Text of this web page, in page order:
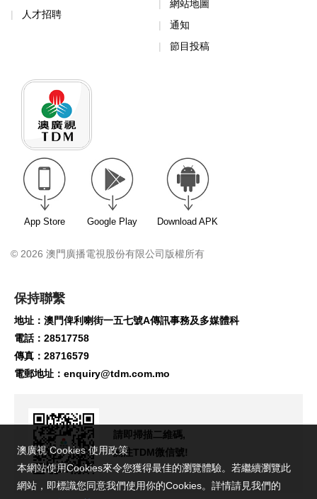
人才招聘
網站地圖
通知
節目投稿
App Store Google Play Download APK
© 2026 澳門廣播電視股份有限公司版權所有
保持聯繫
地址：澳門俾利喇街一五七號A傳訊事務及多媒體科
電話：28517758
傳真：28716579
電郵地址： enquiry@tdm.com.mo
請即掃描二維碼,
關注TDM微信號!
澳廣視 Cookies 使用政策
本網站使用Cookies來令您獲得最佳的瀏覽體驗。若繼續瀏覽此
網站，即標識您同意我們使用你的Cookies。詳情請見我們的